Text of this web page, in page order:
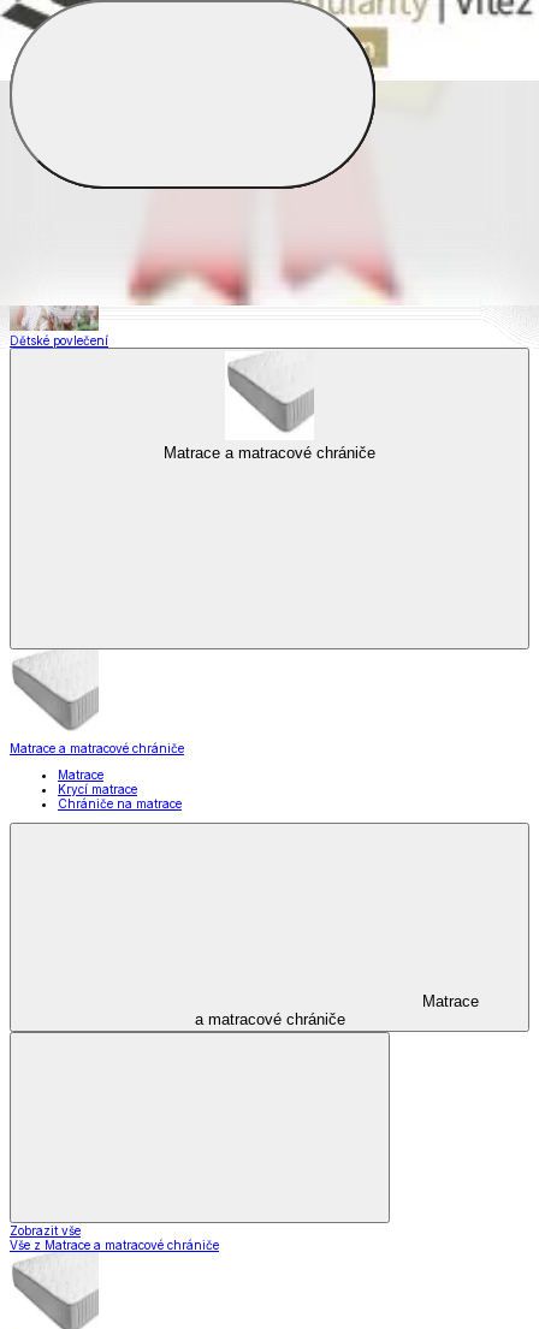
Saténové povlečení
Povlečení s fototiskem
Dětské povlečení
Matrace a matracové chrániče
Matrace a matracové chrániče
Matrace
Krycí matrace
Chrániče na matrace
Matrace
a matracové chrániče
Zobrazit vše
Vše z Matrace a matracové chrániče